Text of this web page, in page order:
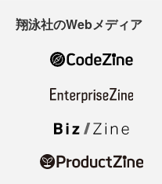
翔泳社のWebメディア